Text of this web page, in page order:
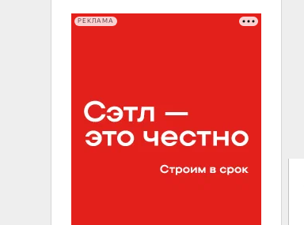
РЕКЛАМА